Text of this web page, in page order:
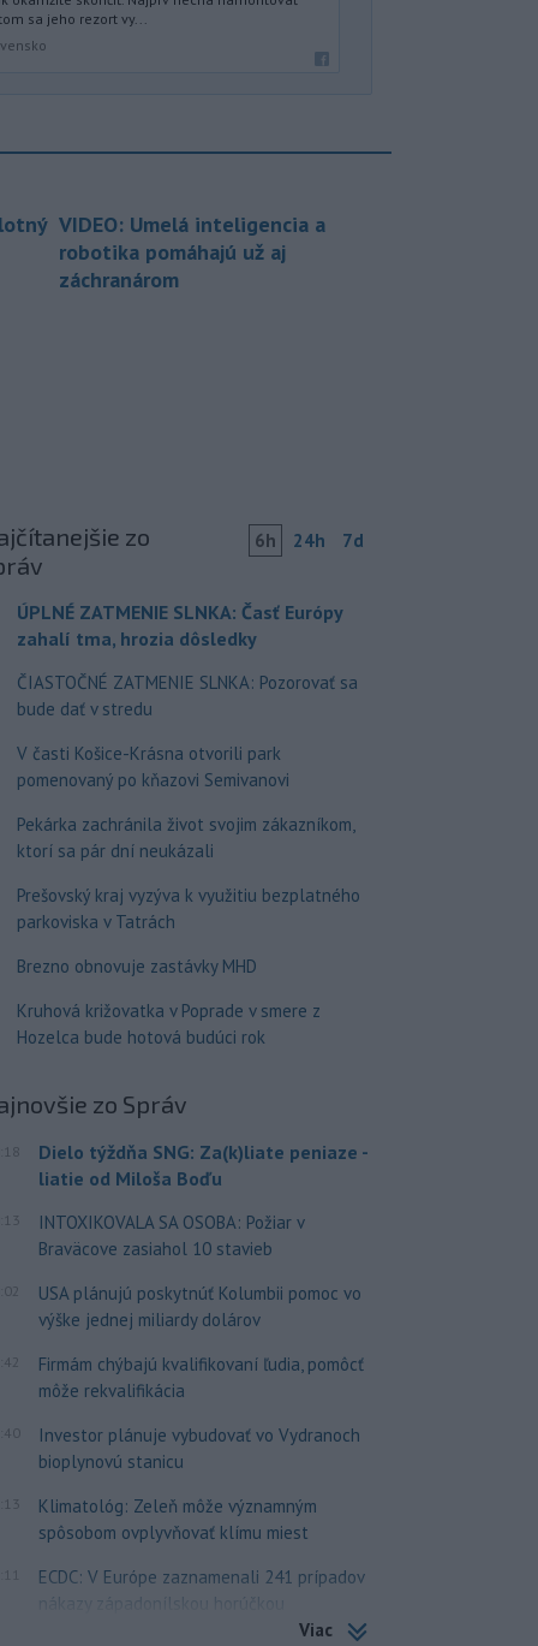
sa jeho rezort vy...
VIDEO: Umelá inteligencia a
robotika pomáhajú už aj
záchranárom
zo
6h 24h 7d
ÚPLNÉ ZATMENIE SLNKA: Časť Európy
zahalí tma, hrozia dôsledky
ČIASTOČNÉ ZATMENIE SLNKA: Pozorovať sa
bude dať v stredu
V časti Košice-Krásna otvorili park
pomenovaný po kňazovi Semivanovi
Pekárka zachránila život svojim zákazníkom,
ktorí sa pár dní neukázali
Prešovský kraj vyzýva k využitiu bezplatného
parkoviska v Tatrách
Brezno obnovuje zastávky MHD
Kruhová križovatka v Poprade v smere z
Hozelca bude hotová budúci rok
zo Správ
Dielo týždňa SNG: Za(k)liate peniaze -
liatie od Miloša Boďu
INTOXIKOVALA SA OSOBA: Požiar v
Braväcove zasiahol 10 stavieb
USA plánujú poskytnúť Kolumbii pomoc vo
výške jednej miliardy dolárov
Firmám chýbajú kvalifikovaní ľudia, pomôcť
môže rekvalifikácia
Investor plánuje vybudovať vo Vydranoch
bioplynovú stanicu
Klimatológ: Zeleň môže významným
spôsobom ovplyvňovať klímu miest
ECDC: V Európe zaznamenali 241 prípadov
nákazy západonílskou horúčkou
Viac